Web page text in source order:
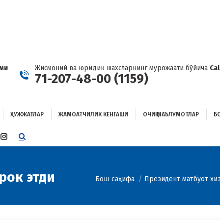
Жисмоний ва юридик шахсларнинг мурожаати бўйича
71-207-48-00 (1159)
ҲУЖЖАТЛАР ЖАМОАТЧИЛИК КЕНГАШИ ОЧИҚ МАЪЛУМОТЛАР
INSTAGRAM
NEW
этди You are here:
Бош саҳифа Президент матбуот